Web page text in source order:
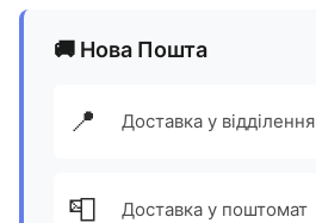
🚚 Нова Пошта
📍 Доставка у відділення
📮 Доставка у поштомат